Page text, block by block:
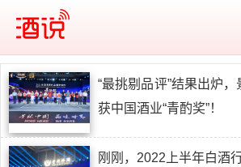
酒说
“最挑剔品评”结果出炉
获中国酒业“青酌奖”！
刚刚，2022上半年白酒